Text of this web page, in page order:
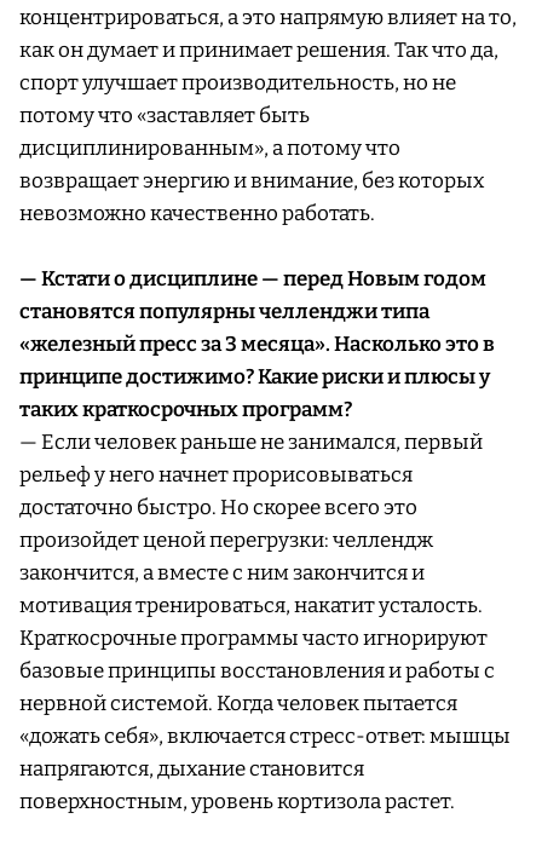
концентрироваться, а это напрямую влияет на то,
как он думает и принимает решения. Так что да,
спорт улучшает производительность, но не
потому что «заставляет быть
дисциплинированным», а потому что
возвращает энергию и внимание, без которых
невозможно качественно работать.
— Кстати о дисциплине — перед Новым годом
становятся популярны челленджи типа
«железный пресс за 3 месяца». Насколько это в
принципе достижимо? Какие риски и плюсы у
таких краткосрочных программ?
— Если человек раньше не занимался, первый
рельеф у него начнет прорисовываться
достаточно быстро. Но скорее всего это
произойдет ценой перегрузки: челлендж
закончится, а вместе с ним закончится и
мотивация тренироваться, накатит усталость.
Краткосрочные программы часто игнорируют
базовые принципы восстановления и работы с
нервной системой. Когда человек пытается
«дожать себя», включается стресс-ответ: мышцы
напрягаются, дыхание становится
поверхностным, уровень кортизола растет.